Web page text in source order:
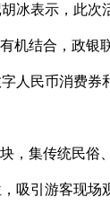
冰表示，此
机结合，政
人民币消费券
，集传统民
吸引游客现